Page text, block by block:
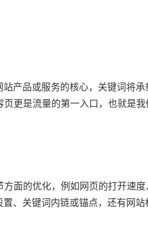
产品或服务的核心，关键词将
更是流量的第一入口，也就是
面的优化，例如网页的打开速
、关键词内链或锚点，还有网